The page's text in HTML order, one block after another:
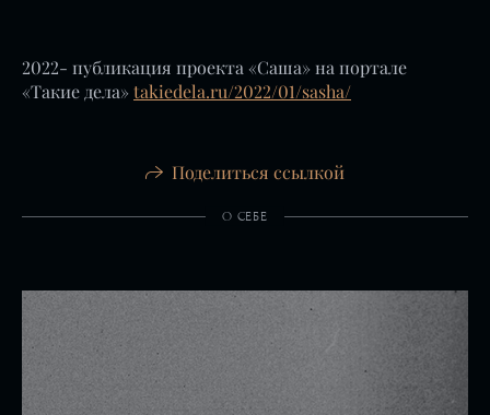
2022- публикация проекта «Саша» на портале
«Такие дела»takiedela.ru/2022/01/sasha/
Поделиться ссылкой
О СЕБЕ